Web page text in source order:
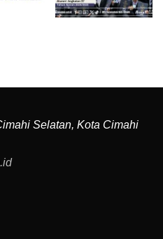
Selatan, Kota Cimahi